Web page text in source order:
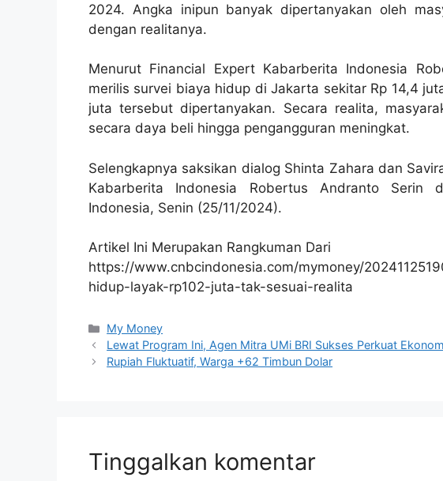
2024. Angka inipun banyak dipertanyakan oleh
dengan realitanya.
Menurut Financial Expert Kabarberita Indonesia
merilis survei biaya hidup di Jakarta sekitar Rp 14,4
juta tersebut dipertanyakan. Secara realita,
secara daya beli hingga pengangguran meningkat.
Selengkapnya saksikan dialog Shinta Zahara dan
Kabarberita Indonesia Robertus Andranto Serin
Indonesia, Senin (25/11/2024).
Artikel Ini Merupakan Rangkuman Dari
https://www.cnbcindonesia.com/mymoney/
hidup-layak-rp102-juta-tak-sesuai-realita
Kategori
My Money
Lewat Program Ini, Agen Mitra UMi BRI Sukses Perkuat
Rupiah Fluktuatif, Warga +62 Timbun Dolar
Tinggalkan komentar